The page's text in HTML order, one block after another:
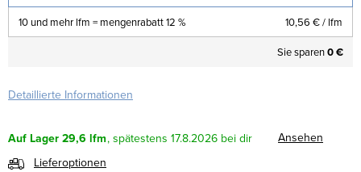
10 und mehr lfm = mengenrabatt 12 % 10,56 €/ lfm
Sie sparen0 €
Detaillierte Informationen
Auf Lager29,6 lfm 17.8.2026
Ansehen
Lieferoptionen